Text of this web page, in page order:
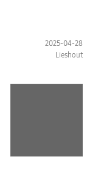
2025-04-28
Lieshout